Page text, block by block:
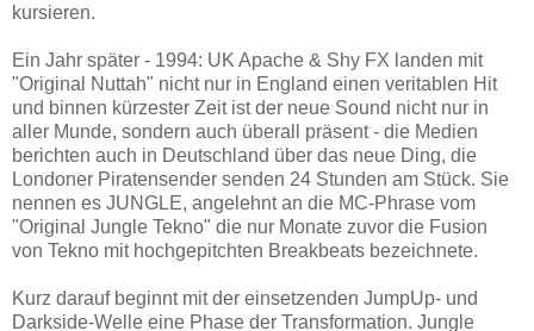
kursieren.
Ein Jahr später - 1994: UK Apache & Shy FX landen mit
"Original Nuttah" nicht nur in England einen veritablen Hit
und binnen kürzester Zeit ist der neue Sound nicht nur in
aller Munde, sondern auch überall präsent - die Medien
berichten auch in Deutschland über das neue Ding, die
Londoner Piratensender senden 24 Stunden am Stück. Sie
nennen es JUNGLE, angelehnt an die MC-Phrase vom
"Original Jungle Tekno" die nur Monate zuvor die Fusion
von Tekno mit hochgepitchten Breakbeats bezeichnete.
Kurz darauf beginnt mit der einsetzenden JumpUp- und
Darkside-Welle eine Phase der Transformation. Jungle